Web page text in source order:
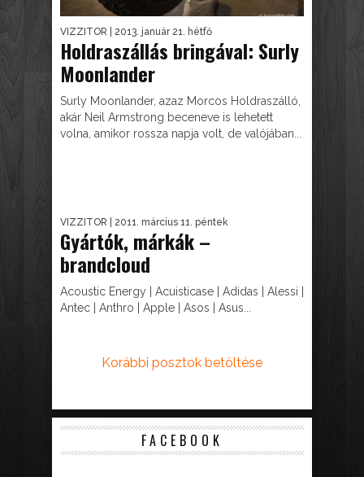
VIZZITOR | 2013. január 21. hétfő
Holdraszállás bringával: Surly
Moonlander
Surly Moonlander, azaz Morcos Holdraszálló,
akár Neil Armstrong beceneve is lehetett
volna, amikor rossza napja volt, de valójában...
VIZZITOR | 2011. március 11. péntek
Gyártók, márkák –
brandcloud
Acoustic Energy | Acuisticase | Adidas | Alessi |
Antec | Anthro | Apple | Asos | Asus...
Korábbi posztok betöltése
FACEBOOK